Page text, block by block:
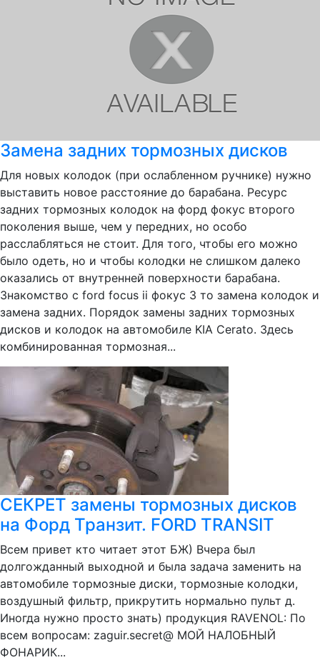
Замена задних тормозных дисков
Для новых колодок (при ослабленном ручнике) нужно
выставить новое расстояние до барабана. Ресурс
задних тормозных колодок на форд фокус второго
поколения выше, чем у передних, но особо
расслабляться не стоит. Для того, чтобы его можно
было одеть, но и чтобы колодки не слишком далеко
оказались от внутренней поверхности барабана.
Знакомство с ford focus ii фокус 3 то замена колодок и
замена задних. Порядок замены задних тормозных
дисков и колодок на автомобиле KIA Cerato. Здесь
комбинированная тормозная...
СЕКРЕТ замены тормозных дисков
на Форд Транзит. FORD TRANSIT
Всем привет кто читает этот БЖ) Вчера был
долгожданный выходной и была задача заменить на
автомобиле тормозные диски, тормозные колодки,
воздушный фильтр, прикрутить нормально пульт д.
Иногда нужно просто знать) продукция RAVENOL: По
всем вопросам: zaguir.secret@ МОЙ НАЛОБНЫЙ
ФОНАРИК...